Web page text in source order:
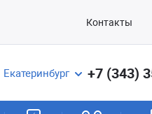
Контакты
Екатеринбург +7 (343)